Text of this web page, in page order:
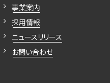
事業案内
採用情報
ニュースリリース
お問い合わせ